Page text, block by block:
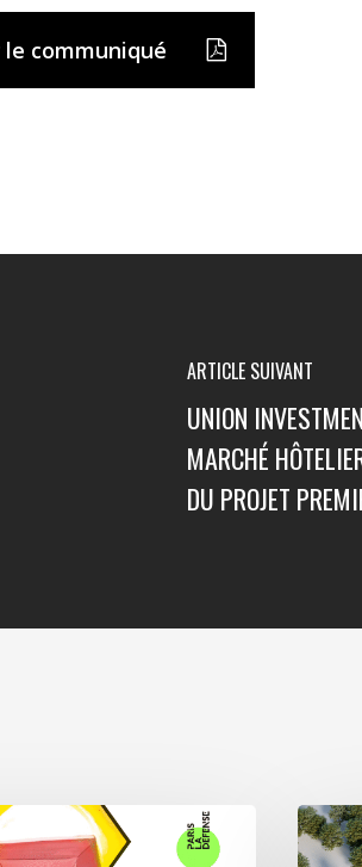
communiqué
ARTICLE SUIVANT
UNION
MARCHÉ
DU PROJET
Avec
5